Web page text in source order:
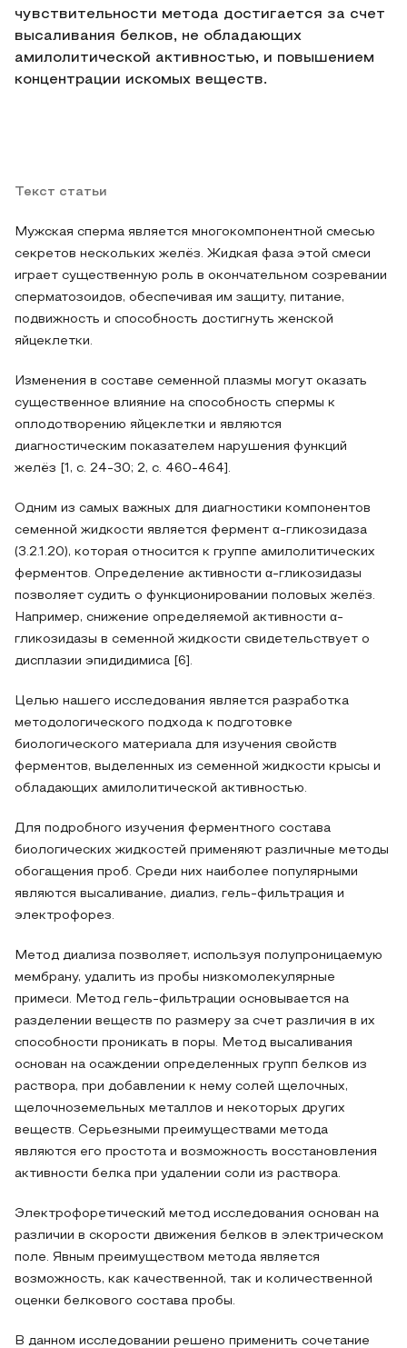
чувствительности метода достигается за счет
высаливания белков, не обладающих
амилолитической активностью, и повышением
концентрации искомых веществ.
Текст статьи
Мужская сперма является многокомпонентной смесью
секретов нескольких желёз. Жидкая фаза этой смеси
играет существенную роль в окончательном созревании
сперматозоидов, обеспечивая им защиту, питание,
подвижность и способность достигнуть женской
яйцеклетки.
Изменения в составе семенной плазмы могут оказать
существенное влияние на способность спермы к
оплодотворению яйцеклетки и являются
диагностическим показателем нарушения функций
желёз [1, с. 24-30; 2, с. 460-464].
Одним из самых важных для диагностики компонентов
семенной жидкости является фермент α-гликозидаза
(3.2.1.20), которая относится к группе амилолитических
ферментов. Определение активности α-гликозидазы
позволяет судить о функционировании половых желёз.
Например, снижение определяемой активности α-
гликозидазы в семенной жидкости свидетельствует о
дисплазии эпидидимиса [6].
Целью нашего исследования является разработка
методологического подхода к подготовке
биологического материала для изучения свойств
ферментов, выделенных из семенной жидкости крысы и
обладающих амилолитической активностью.
Для подробного изучения ферментного состава
биологических жидкостей применяют различные методы
обогащения проб. Среди них наиболее популярными
являются высаливание, диализ, гель-фильтрация и
электрофорез.
Метод диализа позволяет, используя полупроницаемую
мембрану, удалить из пробы низкомолекулярные
примеси. Метод гель-фильтрации основывается на
разделении веществ по размеру за счет различия в их
способности проникать в поры. Метод высаливания
основан на осаждении определенных групп белков из
раствора, при добавлении к нему солей щелочных,
щелочноземельных металлов и некоторых других
веществ. Серьезными преимуществами метода
являются его простота и возможность восстановления
активности белка при удалении соли из раствора.
Электрофоретический метод исследования основан на
различии в скорости движения белков в электрическом
поле. Явным преимуществом метода является
возможность, как качественной, так и количественной
оценки белкового состава пробы.
В данном исследовании решено применить сочетание